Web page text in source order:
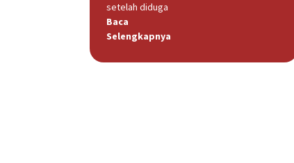
setelah diduga
Baca
Selengkapnya